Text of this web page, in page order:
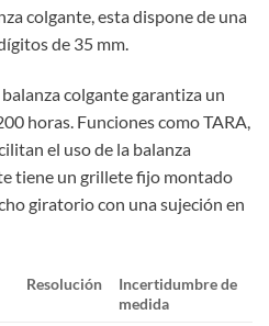
colgante, esta dispone de una
de 35 mm.
colgante garantiza un
horas. Funciones como TARA,
el uso de la balanza
tiene un grillete fijo montado
giratorio con una sujeción en
Resolución
Incertidumbre de
medida